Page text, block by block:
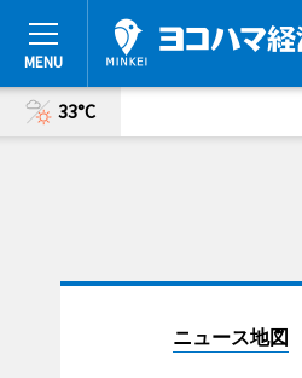
33°C
ニュース地図